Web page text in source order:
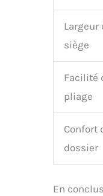
Largeur
siège
Facilité
pliage
Confort
dossier
En